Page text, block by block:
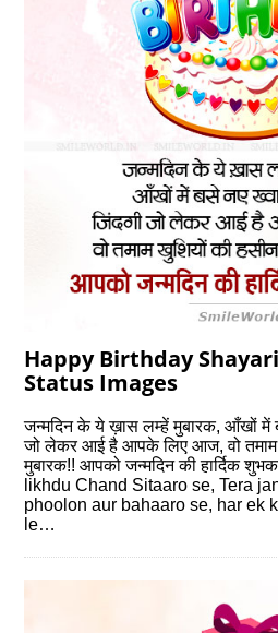
Happy Birthday
Status Images
जन्मदिन के ये ख़ास लम्हें मुबारक, आँखों में
जो लेकर आई है आपके लिए आज, वो तमाम
मुबारक!! आपको जन्‍मदिन की हार्दिक
likhdu Chand Sitaaro se, Tera
phoolon aur bahaaro se, har ek
le…